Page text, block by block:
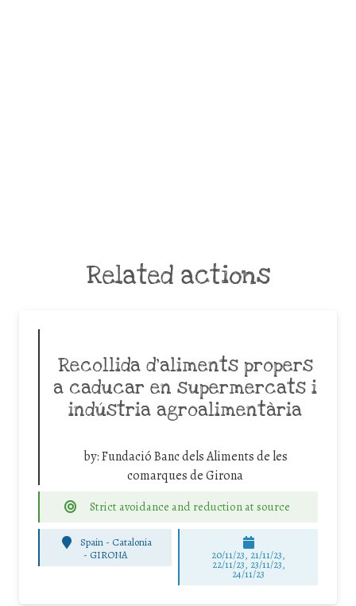
Related actions
Recollida d’aliments propers
a caducar en supermercats i
indústria agroalimentària
by:Fundació Banc dels Aliments de les
comarques de Girona
Strict avoidance and reduction at source
Spain - Catalonia
- GIRONA 20/11/23, 21/11/23,
22/11/23, 23/11/23,
24/11/23